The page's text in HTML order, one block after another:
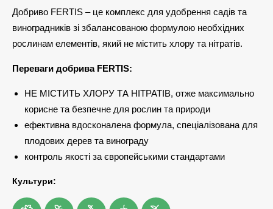
Добриво FERTIS – це комплекс для удобрення садів та
виноградників зі збалансованою формулою необхідних
рослинам елементів, який не містить хлору та нітратів.
Переваги добрива FERTIS:
НЕ МІСТИТЬ ХЛОРУ ТА НІТРАТІВ, отже максимально
корисне та безпечне для рослин та природи
ефективна вдосконалена формула, спеціалізована для
плодових дерев та винограду
контроль якості за європейськими стандартами
Культури: